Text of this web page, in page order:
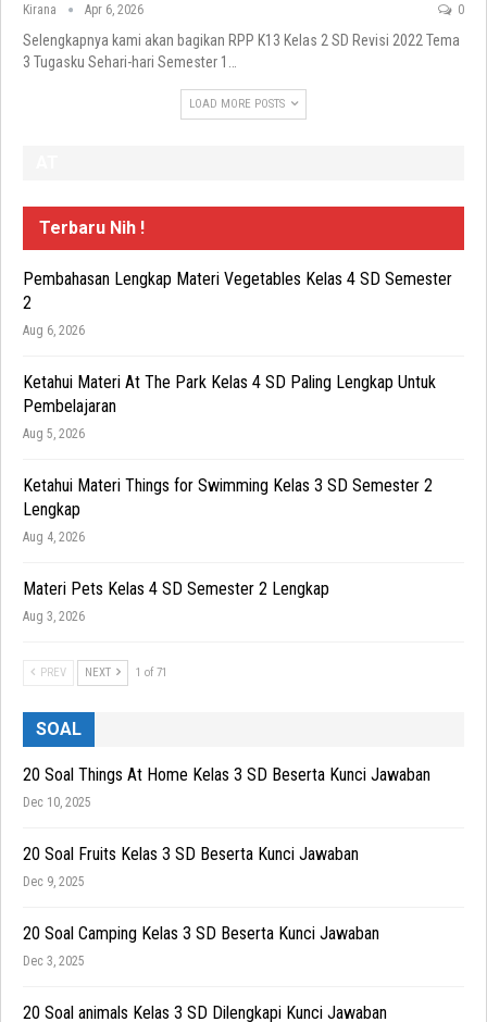
Kirana Apr 6, 2026 0
Selengkapnya kami akan bagikan RPP K13 Kelas 2 SD Revisi 2022 Tema
3 Tugasku Sehari-hari Semester 1
LOAD MORE POSTS
Terbaru Nih !
Pembahasan Lengkap Materi Vegetables Kelas 4 SD Semester
2
Aug 6, 2026
Ketahui Materi At The Park Kelas 4 SD Paling Lengkap Untuk
Pembelajaran
Aug 5, 2026
Ketahui Materi Things for Swimming Kelas 3 SD Semester 2
Lengkap
Aug 4, 2026
Materi Pets Kelas 4 SD Semester 2 Lengkap
Aug 3, 2026
PREV NEXT 1 of 71
SOAL
20 Soal Things At Home Kelas 3 SD Beserta Kunci Jawaban
Dec 10, 2025
20 Soal Fruits Kelas 3 SD Beserta Kunci Jawaban
Dec 9, 2025
20 Soal Camping Kelas 3 SD Beserta Kunci Jawaban
Dec 3, 2025
20 Soal animals Kelas 3 SD Dilengkapi Kunci Jawaban